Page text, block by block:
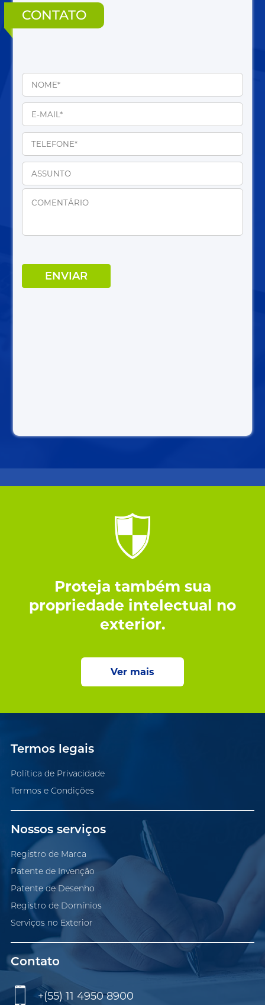
CONTATO
Proteja também sua
propriedade intelectual no
exterior.
Ver mais
Termos legais
Política de Privacidade
Termos e Condições
Nossos serviços
Registro de Marca
Patente de Invenção
Patente de Desenho
Registro de Domínios
Serviços no Exterior
Contato
+(55) 11 4950 8900